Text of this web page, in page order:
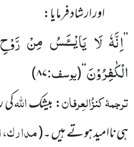
اور ارشاد فرمایا:
’’اِنَّهٗ لَا یَایْــٴَـسُ مِنْ
الْكٰفِرُوْنَ‘‘
(یوسف:۸۷)
ترجمۂکنزُالعِرفان: بیشکاللہ
ہی ناامید ہوتے ہیں ۔(مدارک،